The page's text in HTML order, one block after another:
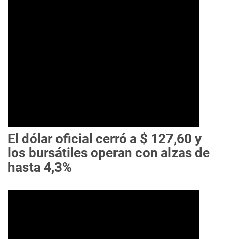
El dólar oficial cerró a $ 127,60 y
los bursátiles operan con alzas de
hasta 4,3%